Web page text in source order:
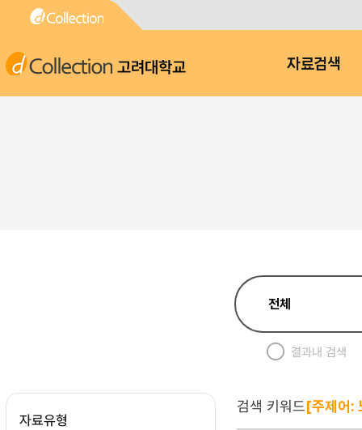
고려대학교 자료검색
결과내 검색
자료유형
검색 키워드[주제어: